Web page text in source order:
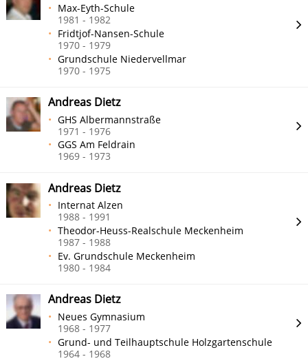
Max-Eyth-Schule
1981 - 1982
Fridtjof-Nansen-Schule
1970 - 1979
Grundschule Niedervellmar
1970 - 1975
Andreas Dietz
GHS Albermannstraße
1971 - 1976
GGS Am Feldrain
1969 - 1973
Andreas Dietz
Internat Alzen
1988 - 1991
Theodor-Heuss-Realschule Meckenheim
1987 - 1988
Ev. Grundschule Meckenheim
1980 - 1984
Andreas Dietz
Neues Gymnasium
1968 - 1977
Grund- und Teilhauptschule Holzgartenschule
1964 - 1968